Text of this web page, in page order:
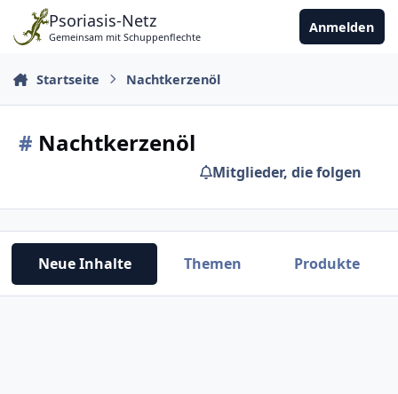
Zu Inhalt springen
Psoriasis-Netz
Gemeinsam mit Schuppenflechte
Anmelden
Startseite Nachtkerzenöl
# Nachtkerzenöl
Mitglieder, die folgen
Neue Inhalte Themen Produkte